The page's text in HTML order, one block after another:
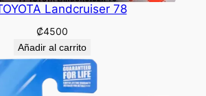
Landcruiser 78
₡4500
Añadir al carrito